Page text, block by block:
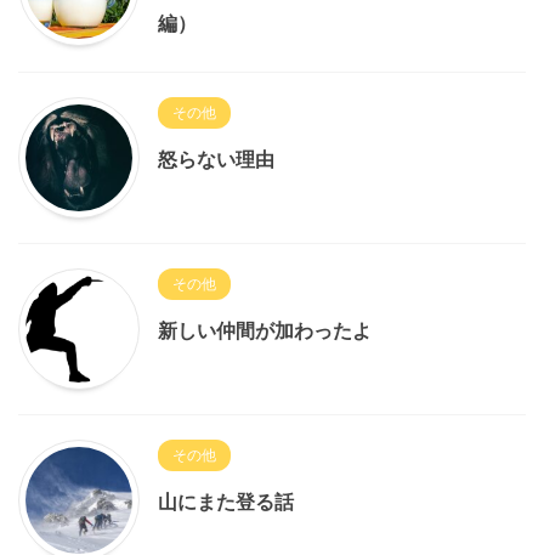
編）
その他
怒らない理由
その他
新しい仲間が加わったよ
その他
山にまた登る話